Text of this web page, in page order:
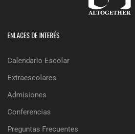
ENLACES DE INTERÉS
Calendario Escolar
Extraescolares
Admisiones
Conferencias
Preguntas Frecuentes